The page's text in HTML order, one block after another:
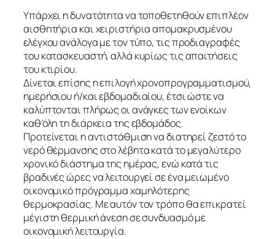
Υπάρχει η δυνατότητα να τοποθετηθούν επιπλέον
αισθητήρια και χειριστήρια απομακρυσμένου
ελέγχου ανάλογα με τον τύπο, τις προδιαγραφές
του κατασκευαστή, αλλά κυρίως τις απαιτήσεις
του κτιρίου.
Δίνεται επίσης η επιλογή χρονοπρογραμματισμού,
ημερήσιου ή/και εβδομαδιαίου, έτσι ώστε να
καλύπτονται πλήρως οι ανάγκες των ενοίκων
καθ’όλη τη διάρκεια της εβδομάδος.
Προτείνεται η αντιστάθμιση να διατηρεί ζεστό το
νερό θέρμανσης στο λέβητα κατά το μεγαλύτερο
χρονικό διάστημα της ημέρας, ενώ κατά τις
βραδινές ώρες να λειτουργεί σε ένα μειωμένο
οικονομικό πρόγραμμα χαμηλότερης
θερμοκρασίας. Με αυτόν τον τρόπο θα επικρατεί
μέγιστη θερμική άνεση σε συνδυασμό με
οικονομική λειτουργία.